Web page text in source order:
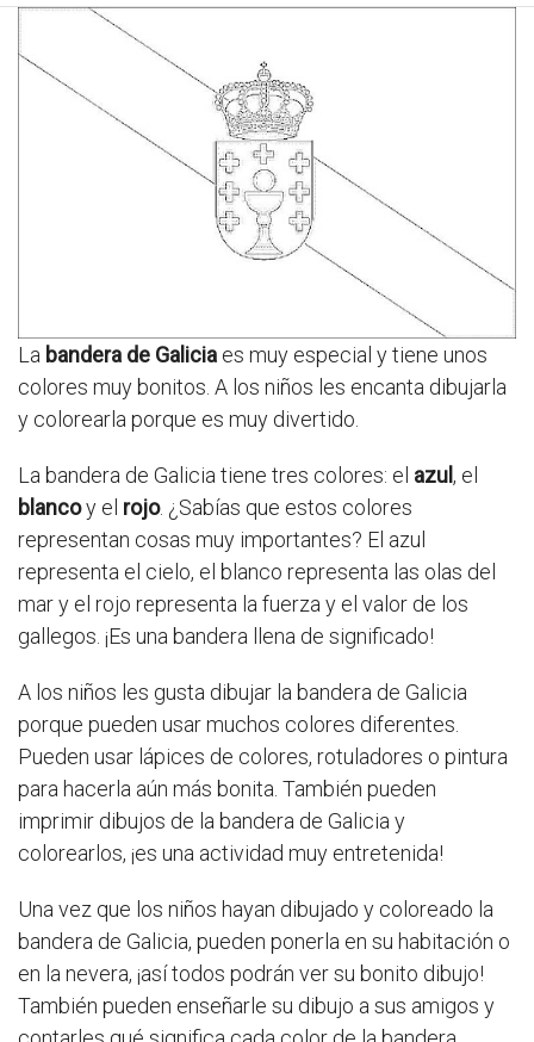
La bandera de Galicia es muy especial y tiene unos
colores muy bonitos. A los niños les encanta dibujarla
y colorearla porque es muy divertido.
La bandera de Galicia tiene tres colores: el azul, el
blancoy el rojo. ¿Sabías que estos colores
representan cosas muy importantes? El azul
representa el cielo, el blanco representa las olas del
mar y el rojo representa la fuerza y el valor de los
gallegos. ¡Es una bandera llena de significado!
A los niños les gusta dibujar la bandera de Galicia
porque pueden usar muchos colores diferentes.
Pueden usar lápices de colores, rotuladores o pintura
para hacerla aún más bonita. También pueden
imprimir dibujos de la bandera de Galicia y
colorearlos, ¡es una actividad muy entretenida!
Una vez que los niños hayan dibujado y coloreado la
bandera de Galicia, pueden ponerla en su habitación o
en la nevera, ¡así todos podrán ver su bonito dibujo!
También pueden enseñarle su dibujo a sus amigos y